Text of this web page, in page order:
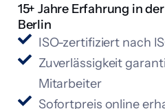
15+ Jahre Erfahrung in
Berlin
ISO-zertifiziert nach
Zuverlässigkeit
Mitarbeiter
Sofortpreis online